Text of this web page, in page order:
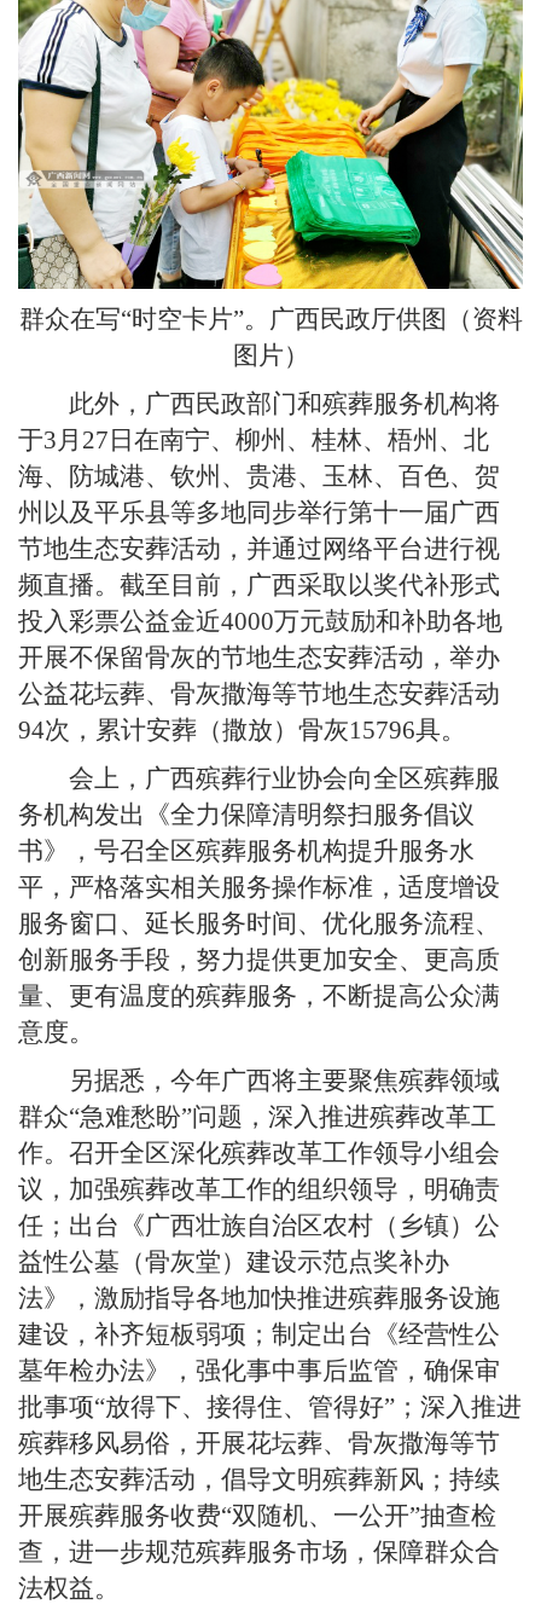
群众在写“时空卡片”。广西民政厅供图
（资料
图片）
此外，广西民政部门和殡葬服务机构将
于3月27日在南宁、柳州、桂林、梧州、北
海、防城港、钦州、贵港、玉林、百色、贺
州以及平乐县等多地同步举行第十一届广西
节地生态安葬活动，并通过网络平台进行视
频直播。截至目前，广西采取以奖代补形式
投入彩票公益金近4000万元鼓励和补助各地
开展不保留骨灰的节地生态安葬活动，举办
公益花坛葬、骨灰撒海等节地生态安葬活动
94次，累计安葬（撒放）骨灰15796具。
会上，广西殡葬行业协会向全区殡葬服
务机构发出《全力保障清明祭扫服务倡议
书》，号召全区殡葬服务机构提升服务水
平，严格落实相关服务操作标准，适度增设
服务窗口、延长服务时间、优化服务流程、
创新服务手段，努力提供更加安全、更高质
量、更有温度的殡葬服务，不断提高公众满
意度。
另据悉，今年广西将主要聚焦殡葬领域
群众“急难愁盼”问题，深入推进殡葬改革工
作。召开全区深化殡葬改革工作领导小组会
议，加强殡葬改革工作的组织领导，明确责
任；出台《广西壮族自治区农村（乡镇）公
益性公墓（骨灰堂）建设示范点奖补办
法》，激励指导各地加快推进殡葬服务设施
建设，补齐短板弱项；制定出台《经营性公
墓年检办法》，强化事中事后监管，确保审
批事项“放得下、接得住、管得好”；深入推进
殡葬移风易俗，开展花坛葬、骨灰撒海等节
地生态安葬活动，倡导文明殡葬新风；持续
开展殡葬服务收费“双随机、一公开”抽查检
查，进一步规范殡葬服务市场，保障群众合
法权益。